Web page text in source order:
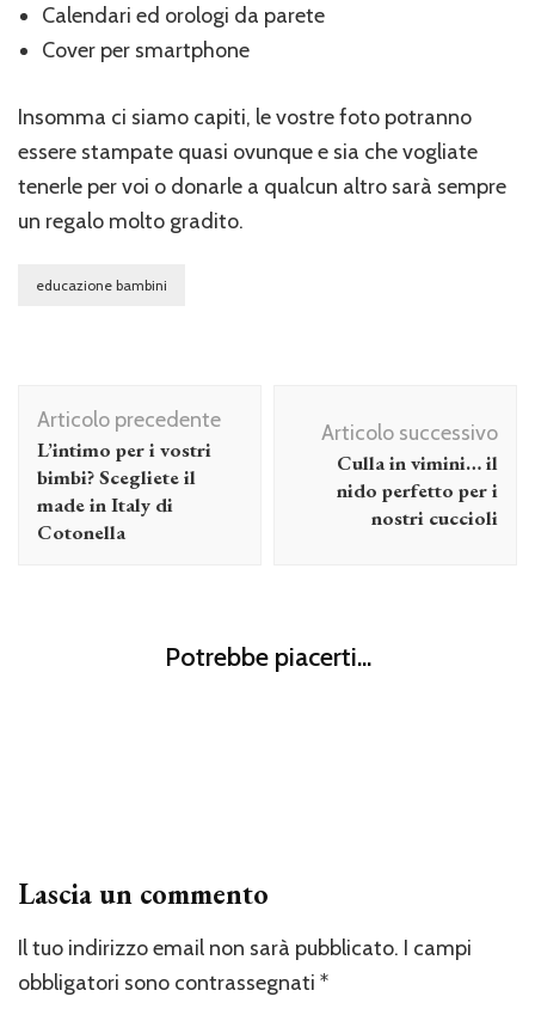
Calendari ed orologi da parete
Cover per smartphone
Insomma ci siamo capiti, le vostre foto potranno
essere stampate quasi ovunque e sia che vogliate
tenerle per voi o donarle a qualcun altro sarà sempre
un regalo molto gradito.
educazione bambini
Navigazione
articolo
Articolo precedente
L’intimo per i vostri
bimbi? Scegliete il
made in Italy di
Cotonella
Articolo successivo
Culla in vimini… il
nido perfetto per i
nostri cuccioli
Potrebbe piacerti...
Pannolini biologici Bambyo: il bambù per i bebè
Collaborazioni
Lascia un commento
Il tuo indirizzo email non sarà pubblicato. I campi
obbligatori sono contrassegnati *